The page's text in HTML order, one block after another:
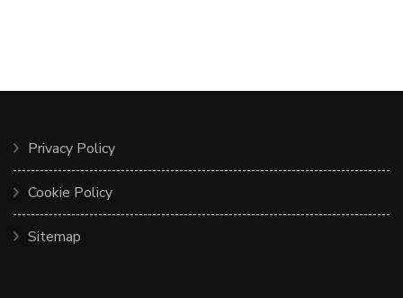
Privacy Policy
Cookie Policy
Sitemap